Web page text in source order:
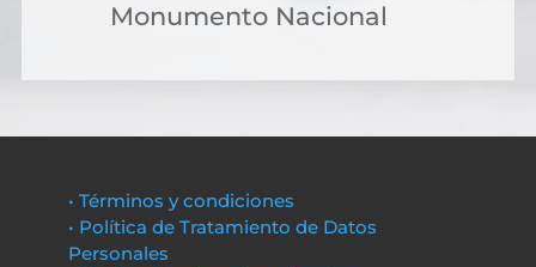
Monumento Nacional
• Términos y condiciones
• Política de Tratamiento de Datos
Personales